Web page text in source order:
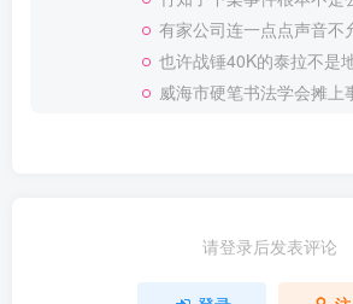
有家公司连一点点声音不允许发出，这公司做大
也许战锤40K的泰拉不是
威海市硬笔书法学会摊上
请登录后发表评论